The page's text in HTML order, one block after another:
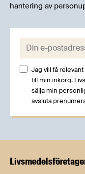
hantering av
E-post:
Jag vill få
till min inkorg.
sälja min
avsluta